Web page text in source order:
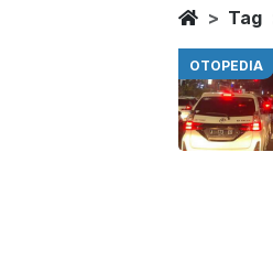
Home
Tag
OTOPEDIA